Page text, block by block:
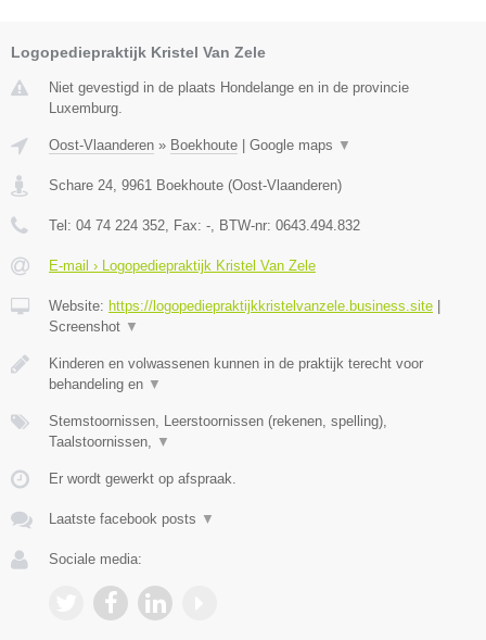
Logopediepraktijk Kristel Van Zele
Niet gevestigd in de plaats Hondelange en in de provincie
Luxemburg.
Oost-Vlaanderen » Boekhoute | Google maps ▼
Schare 24 9961 Boekhoute (Oost-Vlaanderen)
Tel: 04 74 224 352 , Fax: - , BTW-nr: 0643.494.832
E-mail › Logopediepraktijk Kristel Van Zele
Website: https://logopediepraktijkkristelvanzele.business.site |
Screenshot ▼
Kinderen en volwassenen kunnen in de praktijk terecht voor
behandeling en ▼
Stemstoornissen, Leerstoornissen (rekenen, spelling),
Taalstoornissen,
▼
Er wordt gewerkt op afspraak.
Laatste facebook posts ▼
Sociale media: